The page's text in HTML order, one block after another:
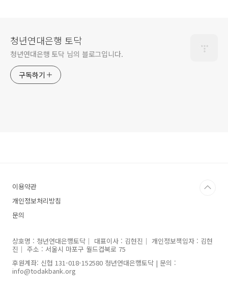
청년연대은행 토닥
청년연대은행 토닥 님의 블로그입니다.
구독하기
이용약관
개인정보처리방침
문의
상호명 : 청년연대은행토닥｜ 대표이사 : 김현진｜ 개인정보책임자 : 김현
진｜ 주소 : 서울시 마포구 월드컵북로 75
후원계좌: 신협 131-018-152580 청년연대은행토닥 | 문의 :
info@todakbank.org